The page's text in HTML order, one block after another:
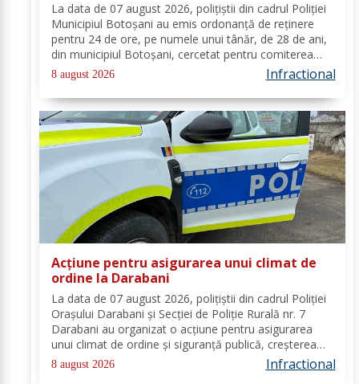
La data de 07 august 2026, polițiștii din cadrul Poliției
Municipiul Botoșani au emis ordonanță de reținere
pentru 24 de ore, pe numele unui tânăr, de 28 de ani,
din municipiul Botoșani, cercetat pentru comiterea
infracțiunii de furt. În urma probatoriului administrat,
s-a stabilit faptul că, în...
8 august 2026 Infractional
Acțiune pentru asigurarea unui climat de
ordine la Darabani
La data de 07 august 2026, polițiștii din cadrul Poliției
Orașului Darabani și Secției de Poliție Rurală nr. 7
Darabani au organizat o acțiune pentru asigurarea
unui climat de ordine și siguranță publică, creșterea
gradului de siguranță rutieră și combaterea faptelor
antisociale, în localitatea...
8 august 2026 Infractional